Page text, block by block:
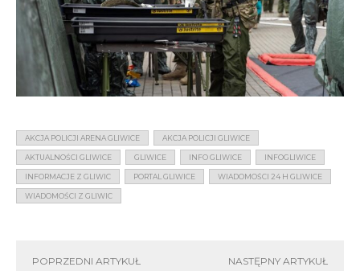
AKCJA POLICJI ARENA GLIWICE AKCJA POLICJI GLIWICE
AKTUALNOŚCI GLIWICE GLIWICE INFO GLIWICE INFOGLIWICE
INFORMACJE Z GLIWIC PORTAL GLIWICE WIADOMOŚCI 24 H GLIWICE
WIADOMOŚCI Z GLIWIC
POPRZEDNI ARTYKUŁ NASTĘPNY ARTYKUŁ